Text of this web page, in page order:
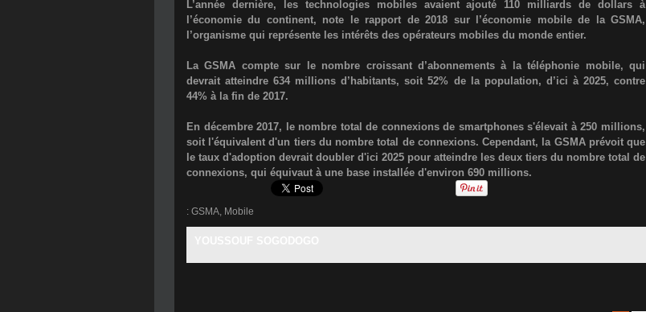
L’année dernière, les technologies mobiles avaient ajouté 110 milliards de dollars à
l’économie du continent, note le rapport de 2018 sur l’économie mobile de la GSMA,
l’organisme qui représente les intérêts des opérateurs mobiles du monde entier.
La GSMA compte sur le nombre croissant d’abonnements à la téléphonie mobile, qui
devrait atteindre 634 millions d’habitants, soit 52% de la population, d’ici à 2025, contre
44% à la fin de 2017.
En décembre 2017, le nombre total de connexions de smartphones s'élevait à 250 millions,
soit l'équivalent d'un tiers du nombre total de connexions. Cependant, la GSMA prévoit que
le taux d'adoption devrait doubler d'ici 2025 pour atteindre les deux tiers du nombre total de
connexions, qui équivaut à une base installée d'environ 690 millions.
: GSMA, Mobile